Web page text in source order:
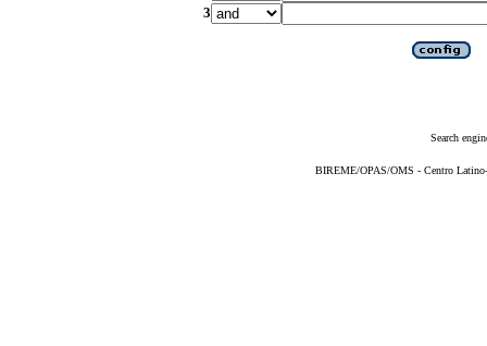
3
Search
BIREME/OPAS/OMS - Centro Latino-